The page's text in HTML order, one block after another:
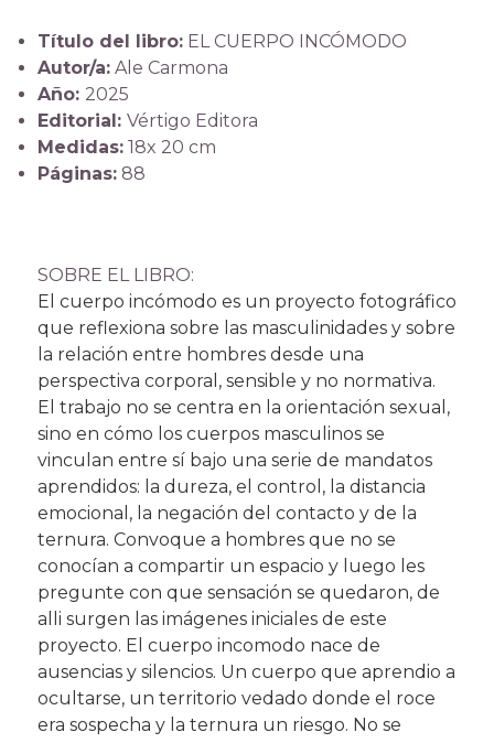
Título del libro:EL CUERPO INCÓMODO
Autor/a:Ale Carmona
Año: 2025
Editorial: Vértigo Editora
Medidas:18x 20 cm
Páginas:88
SOBRE EL LIBRO:
El cuerpo incómodo es un proyecto fotográfico
que reflexiona sobre las masculinidades y sobre
la relación entre hombres desde una
perspectiva corporal, sensible y no normativa.
El trabajo no se centra en la orientación sexual,
sino en cómo los cuerpos masculinos se
vinculan entre sí bajo una serie de mandatos
aprendidos: la dureza, el control, la distancia
emocional, la negación del contacto y de la
ternura. Convoque a hombres que no se
conocían a compartir un espacio y luego les
pregunte con que sensación se quedaron, de
alli surgen las imágenes iniciales de este
proyecto. El cuerpo incomodo nace de
ausencias y silencios. Un cuerpo que aprendio a
ocultarse, un territorio vedado donde el roce
era sospecha y la ternura un riesgo. No se